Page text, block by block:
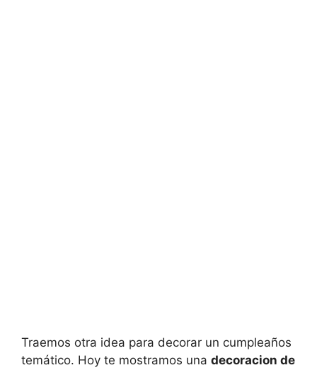
Traemos otra idea para decorar un cumpleaños
temático. Hoy te mostramos una decoracion de